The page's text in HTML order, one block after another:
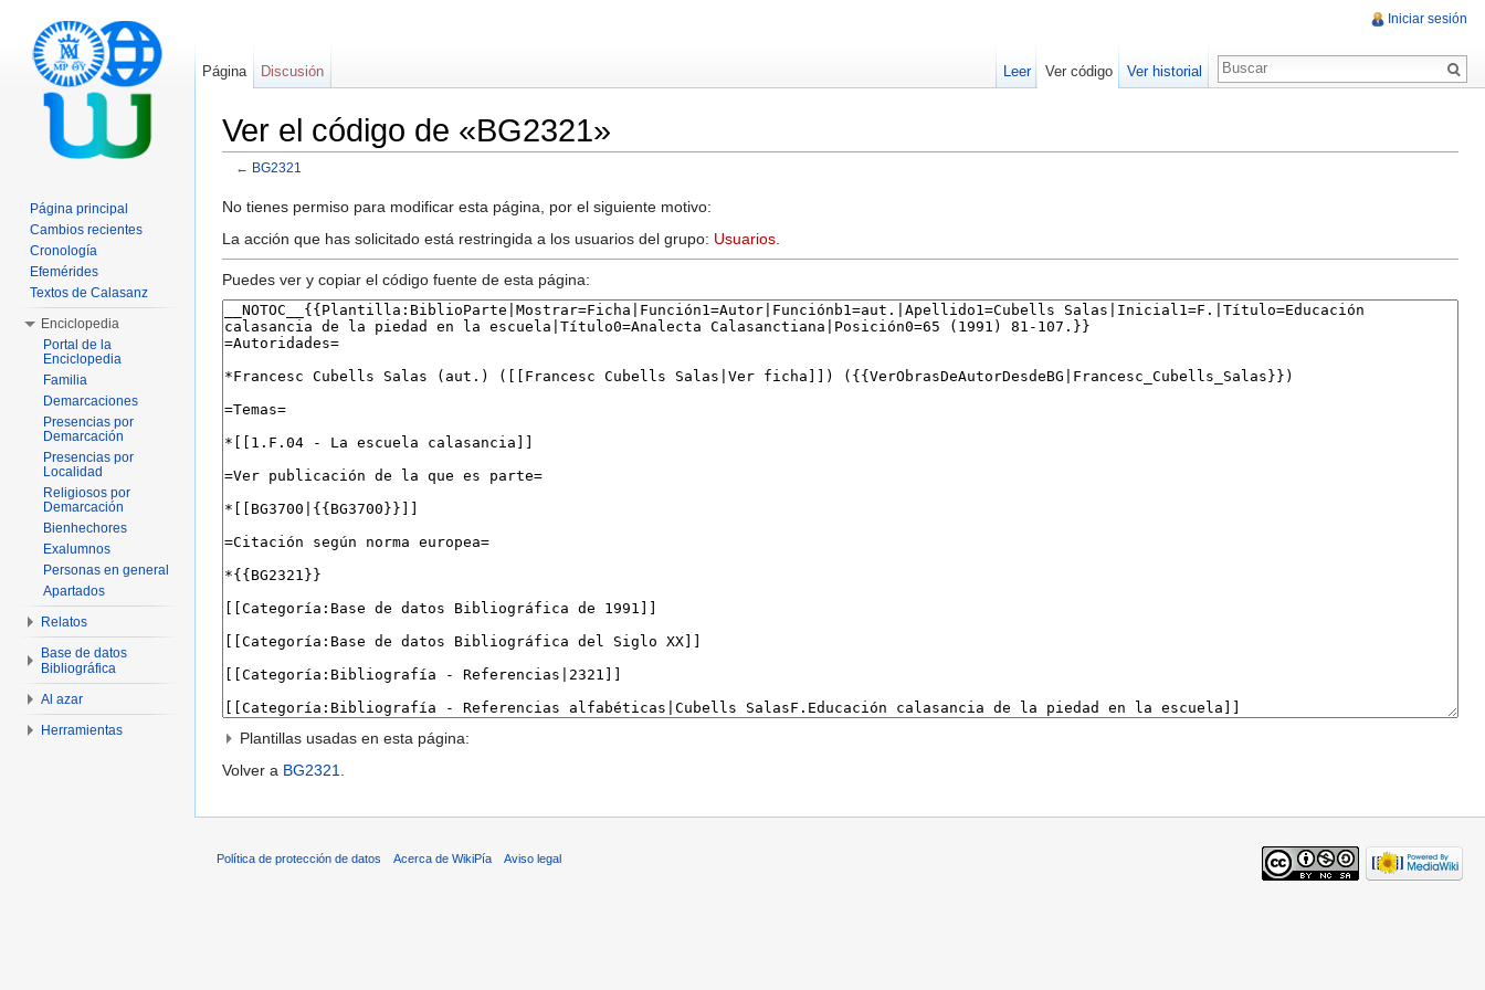
Ver el código de «BG2321»
← BG2321
No tienes permiso para modificar esta página, por el siguiente motivo:
La acción que has solicitado está restringida a los usuarios del grupo: Usuarios
Puedes ver y copiar el código fuente de esta página:
Plantillas usadas en esta página:
Volver a BG2321.
Iniciar sesión
Página Discusión Leer Ver código Ver historial
Página principal
Cambios recientes
Cronología
Efemérides
Textos de Calasanz
Enciclopedia
Portal de la
Enciclopedia
Familia
Demarcaciones
Presencias por
Demarcación
Presencias por
Localidad
Religiosos por
Demarcación
Bienhechores
Exalumnos
Personas en general
Apartados
Relatos
Base de datos
Bibliográfica
Al azar
Herramientas
Política de protección de datos Acerca de WikiPía Aviso legal